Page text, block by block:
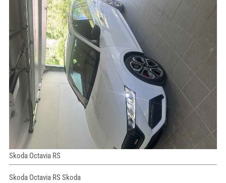
Skoda Octavia RS
Skoda Octavia RS Skoda